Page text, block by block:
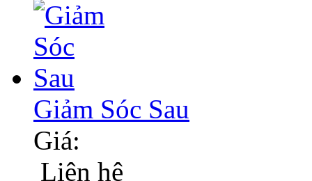
Giảm Sóc Sau
Giá:
Liên hệ